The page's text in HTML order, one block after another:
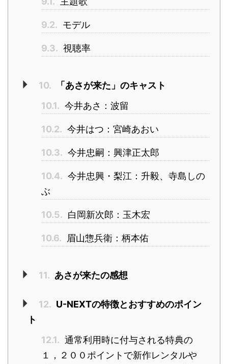
9.2. モデル
9.3. 視聴率
10.
「あさが来た」のキャスト
10.1. 今井あさ：波留
10.2. 今井はつ：宮崎あおい
10.3. 今井忠嗣：興津正太郎
10.4. 今井忠興・梨江：升毅、寺島しの
ぶ
10.5. 白岡新次郎：玉木宏
10.6. 眉山惣兵衛：柄本佑
11. あさが来たの感想
12. U-NEXTの特徴とおすすめのポイン
ト
12.1. 通常利用時に付与される特典の
１，２００ポイントで新作レンタルや